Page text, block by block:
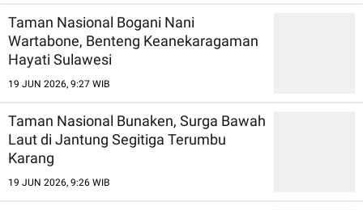
Taman Nasional Bogani Nani
Wartabone, Benteng Keanekaragaman
Hayati Sulawesi
19 JUN 2026, 9:27 WIB
Taman Nasional Bunaken, Surga Bawah
Laut di Jantung Segitiga Terumbu
Karang
19 JUN 2026, 9:26 WIB